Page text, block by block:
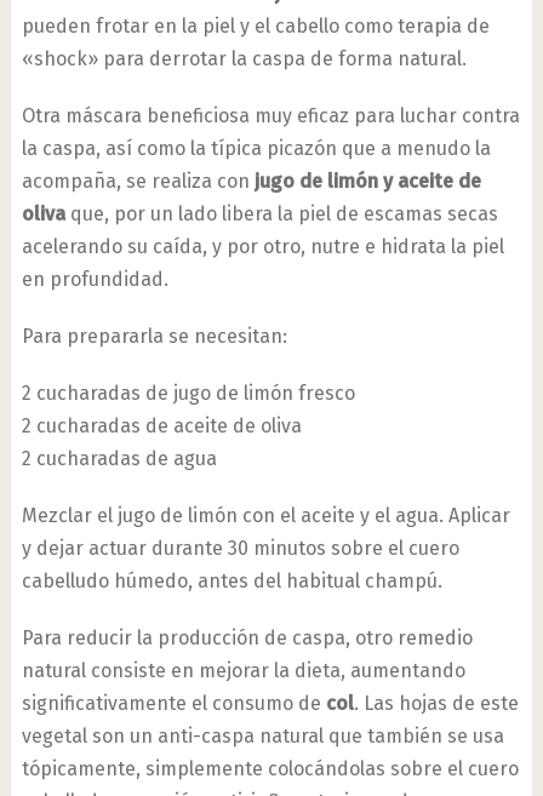
pueden frotar en la piel y el cabello como terapia de
«shock» para derrotar la caspa de forma natural.
Otra máscara beneficiosa muy eficaz para luchar contra
la caspa, así como la típica picazón que a menudo la
acompaña, se realiza con jugo de limón y aceite de
olivaque, por un lado libera la piel de escamas secas
acelerando su caída, y por otro, nutre e hidrata la piel
en profundidad.
Para prepararla se necesitan:
2 cucharadas de jugo de limón fresco
2 cucharadas de aceite de oliva
2 cucharadas de agua
Mezclar el jugo de limón con el aceite y el agua. Aplicar
y dejar actuar durante 30 minutos sobre el cuero
cabelludo húmedo, antes del habitual champú.
Para reducir la producción de caspa, otro remedio
natural consiste en mejorar la dieta, aumentando
significativamente el consumo de col. Las hojas de este
vegetal son un anti-caspa natural que también se usa
tópicamente, simplemente colocándolas sobre el cuero